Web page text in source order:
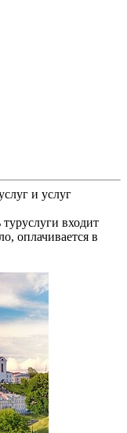
и услуг
входит
оплачивается в